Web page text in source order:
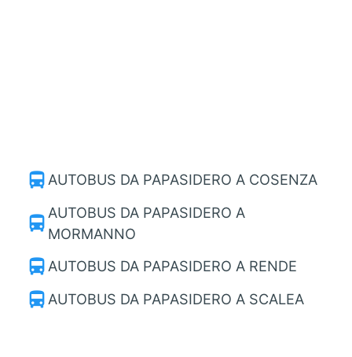
directions_bus AUTOBUS DA PAPASIDERO A COSENZA
directions_bus AUTOBUS DA PAPASIDERO A
MORMANNO
directions_bus AUTOBUS DA PAPASIDERO A RENDE
directions_bus AUTOBUS DA PAPASIDERO A SCALEA